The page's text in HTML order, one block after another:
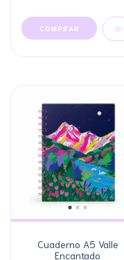
COMPRAR
Cuaderno A5 Valle
Encantado